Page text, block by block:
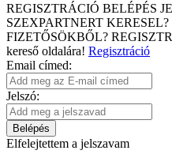
REGISZTRÁCIÓ BELÉPÉS
SZEXPARTNERT KERESEL?
FIZETŐSÖKBŐL?
kereső oldalára! Regisztráció
Email címed:
Jelszó:
Belépés
Elfelejtettem a jelszavam